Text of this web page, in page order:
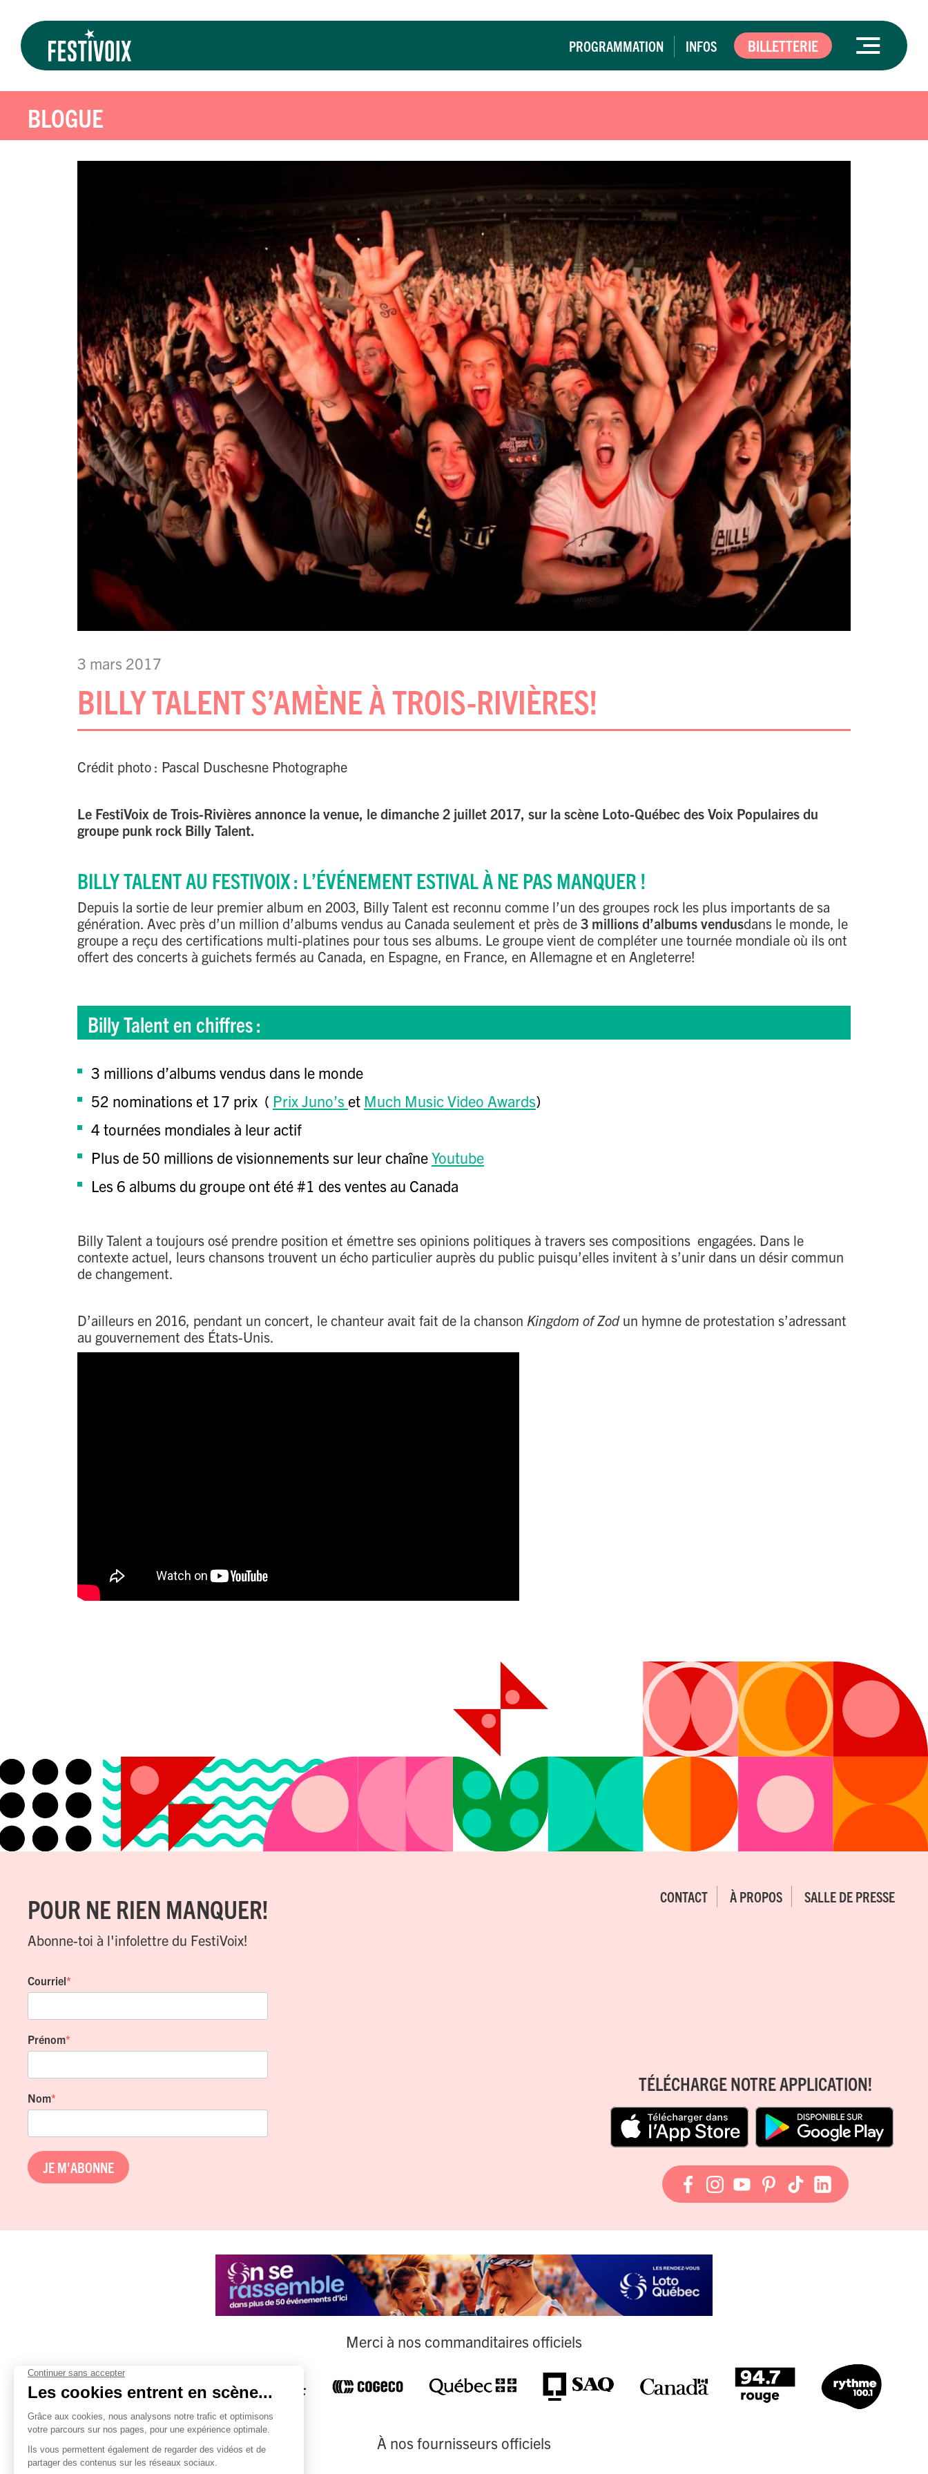
PROGRAMMATION INFOS BILLETTERIE
BLOGUE
3 mars 2017
BILLY TALENT S’AMÈNE À TROIS-RIVIÈRES!
Crédit photo : Pascal Duschesne Photographe
Le FestiVoix de Trois-Rivières annonce la venue, le dimanche 2 juillet 2017, sur la scène Loto-Québec des Voix Populaires du
groupe punk rock Billy Talent.
BILLY TALENT AU FESTIVOIX : L’ÉVÉNEMENT ESTIVAL À NE PAS MANQUER !
Depuis la sortie de leur premier album en 2003, Billy Talent est reconnu comme l’un des groupes rock les plus importants de sa
génération. Avec près d’un million d’albums vendus au Canada seulement et près de 3 millions d’albums vendusdans le monde, le
groupe a reçu des certifications multi-platines pour tous ses albums. Le groupe vient de compléter une tournée mondiale où ils ont
offert des concerts à guichets fermés au Canada, en Espagne, en France, en Allemagne et en Angleterre!
Billy Talent en chiffres :
3 millions d’albums vendus dans le monde
52 nominations et 17 prix ( Prix Juno’s et Much Music Video Awards)
4 tournées mondiales à leur actif
Plus de 50 millions de visionnements sur leur chaîneYoutube
Les 6 albums du groupe ont été #1 des ventes au Canada
Billy Talent a toujours osé prendre position et émettre ses opinions politiques à travers ses compositions engagées. Dans le
contexte actuel, leurs chansons trouvent un écho particulier auprès du public puisqu’elles invitent à s’unir dans un désir commun
de changement.
D’ailleurs en 2016, pendant un concert, le chanteur avait fait de la chanson Kingdom of Zod un hymne de protestation s’adressant
au gouvernement des États-Unis.
POUR NE RIEN MANQUER!
Abonne-toi à l'infolettre du FestiVoix!
Courriel
Prénom
Nom
JE M'ABONNE
CONTACT À PROPOS SALLE DE PRESSE
TÉLÉCHARGE NOTRE APPLICATION!
Merci à nos commanditaires officiels
À nos fournisseurs officiels